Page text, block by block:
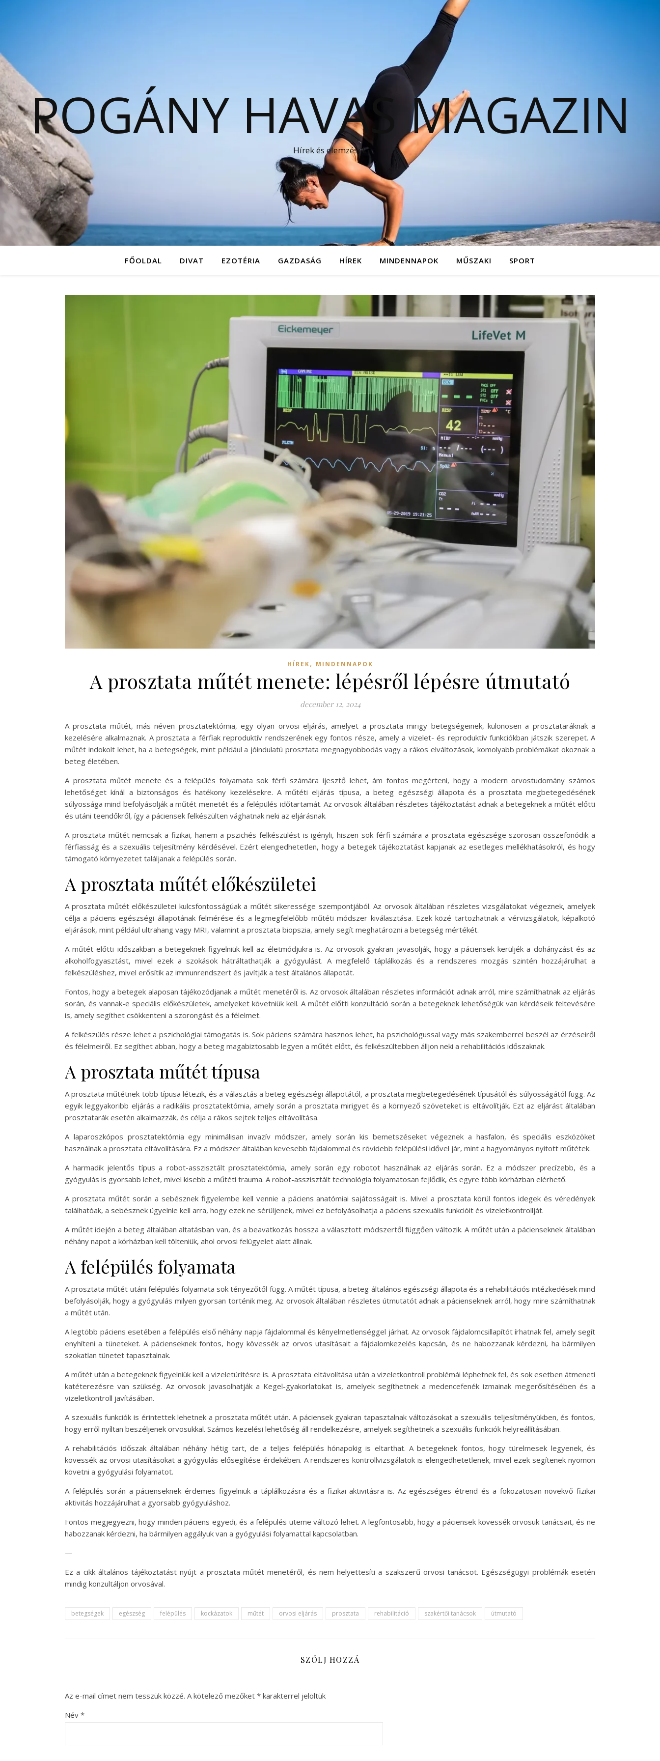
POGÁNY HAVAS MAGAZIN
Hírek és elemzések
FŐOLDAL DIVAT EZOTÉRIA GAZDASÁG HÍREK MINDENNAPOK MŰSZAKI SPORT
HÍREK, MINDENNAPOK
A prosztata műtét menete: lépésről lépésre útmutató
december 12, 2024
A prosztata műtét, más néven prosztatektómia, egy olyan orvosi eljárás, amelyet a prosztata mirigy betegségeinek, különösen a prosztataráknak a
kezelésére alkalmaznak. A prosztata a férfiak reproduktív rendszerének egy fontos része, amely a vizelet- és reproduktív funkciókban játszik szerepet. A
műtét indokolt lehet, ha a betegségek, mint például a jóindulatú prosztata megnagyobbodás vagy a rákos elváltozások, komolyabb problémákat okoznak a
beteg életében.
A prosztata műtét menete és a felépülés folyamata sok férfi számára ijesztő lehet, ám fontos megérteni, hogy a modern orvostudomány számos
lehetőséget kínál a biztonságos és hatékony kezelésekre. A műtéti eljárás típusa, a beteg egészségi állapota és a prosztata megbetegedésének
súlyossága mind befolyásolják a műtét menetét és a felépülés időtartamát. Az orvosok általában részletes tájékoztatást adnak a betegeknek a műtét előtti
és utáni teendőkről, így a páciensek felkészülten vághatnak neki az eljárásnak.
A prosztata műtét nemcsak a fizikai, hanem a pszichés felkészülést is igényli, hiszen sok férfi számára a prosztata egészsége szorosan összefonódik a
férfiasság és a szexuális teljesítmény kérdésével. Ezért elengedhetetlen, hogy a betegek tájékoztatást kapjanak az esetleges mellékhatásokról, és hogy
támogató környezetet találjanak a felépülés során.
A prosztata műtét előkészületei
A prosztata műtét előkészületei kulcsfontosságúak a műtét sikeressége szempontjából. Az orvosok általában részletes vizsgálatokat végeznek, amelyek
célja a páciens egészségi állapotának felmérése és a legmegfelelőbb műtéti módszer kiválasztása. Ezek közé tartozhatnak a vérvizsgálatok, képalkotó
eljárások, mint például ultrahang vagy MRI, valamint a prosztata biopszia, amely segít meghatározni a betegség mértékét.
A műtét előtti időszakban a betegeknek figyelniük kell az életmódjukra is. Az orvosok gyakran javasolják, hogy a páciensek kerüljék a dohányzást és az
alkoholfogyasztást, mivel ezek a szokások hátráltathatják a gyógyulást. A megfelelő táplálkozás és a rendszeres mozgás szintén hozzájárulhat a
felkészüléshez, mivel erősítik az immunrendszert és javítják a test általános állapotát.
Fontos, hogy a betegek alaposan tájékozódjanak a műtét menetéről is. Az orvosok általában részletes információt adnak arról, mire számíthatnak az eljárás
során, és vannak-e speciális előkészületek, amelyeket követniük kell. A műtét előtti konzultáció során a betegeknek lehetőségük van kérdéseik feltevésére
is, amely segíthet csökkenteni a szorongást és a félelmet.
A felkészülés része lehet a pszichológiai támogatás is. Sok páciens számára hasznos lehet, ha pszichológussal vagy más szakemberrel beszél az érzéseiről
és félelmeiről. Ez segíthet abban, hogy a beteg magabiztosabb legyen a műtét előtt, és felkészültebben álljon neki a rehabilitációs időszaknak.
A prosztata műtét típusa
A prosztata műtétnek több típusa létezik, és a választás a beteg egészségi állapotától, a prosztata megbetegedésének típusától és súlyosságától függ. Az
egyik leggyakoribb eljárás a radikális prosztatektómia, amely során a prosztata mirigyet és a környező szöveteket is eltávolítják. Ezt az eljárást általában
prosztatarák esetén alkalmazzák, és célja a rákos sejtek teljes eltávolítása.
A laparoszkópos prosztatektómia egy minimálisan invazív módszer, amely során kis bemetszéseket végeznek a hasfalon, és speciális eszközöket
használnak a prosztata eltávolítására. Ez a módszer általában kevesebb fájdalommal és rövidebb felépülési idővel jár, mint a hagyományos nyitott műtétek.
A harmadik jelentős típus a robot-asszisztált prosztatektómia, amely során egy robotot használnak az eljárás során. Ez a módszer precízebb, és a
gyógyulás is gyorsabb lehet, mivel kisebb a műtéti trauma. A robot-asszisztált technológia folyamatosan fejlődik, és egyre több kórházban elérhető.
A prosztata műtét során a sebésznek figyelembe kell vennie a páciens anatómiai sajátosságait is. Mivel a prosztata körül fontos idegek és véredények
találhatóak, a sebésznek ügyelnie kell arra, hogy ezek ne sérüljenek, mivel ez befolyásolhatja a páciens szexuális funkcióit és vizeletkontrollját.
A műtét idején a beteg általában altatásban van, és a beavatkozás hossza a választott módszertől függően változik. A műtét után a pácienseknek általában
néhány napot a kórházban kell tölteniük, ahol orvosi felügyelet alatt állnak.
A felépülés folyamata
A prosztata műtét utáni felépülés folyamata sok tényezőtől függ. A műtét típusa, a beteg általános egészségi állapota és a rehabilitációs intézkedések mind
befolyásolják, hogy a gyógyulás milyen gyorsan történik meg. Az orvosok általában részletes útmutatót adnak a pácienseknek arról, hogy mire számíthatnak
a műtét után.
A legtöbb páciens esetében a felépülés első néhány napja fájdalommal és kényelmetlenséggel járhat. Az orvosok fájdalomcsillapítót írhatnak fel, amely segít
enyhíteni a tüneteket. A pácienseknek fontos, hogy kövessék az orvos utasításait a fájdalomkezelés kapcsán, és ne habozzanak kérdezni, ha bármilyen
szokatlan tünetet tapasztalnak.
A műtét után a betegeknek figyelniük kell a vizeletürítésre is. A prosztata eltávolítása után a vizeletkontroll problémái léphetnek fel, és sok esetben átmeneti
katéterezésre van szükség. Az orvosok javasolhatják a Kegel-gyakorlatokat is, amelyek segíthetnek a medencefenék izmainak megerősítésében és a
vizeletkontroll javításában.
A szexuális funkciók is érintettek lehetnek a prosztata műtét után. A páciensek gyakran tapasztalnak változásokat a szexuális teljesítményükben, és fontos,
hogy erről nyíltan beszéljenek orvosukkal. Számos kezelési lehetőség áll rendelkezésre, amelyek segíthetnek a szexuális funkciók helyreállításában.
A rehabilitációs időszak általában néhány hétig tart, de a teljes felépülés hónapokig is eltarthat. A betegeknek fontos, hogy türelmesek legyenek, és
kövessék az orvosi utasításokat a gyógyulás elősegítése érdekében. A rendszeres kontrollvizsgálatok is elengedhetetlenek, mivel ezek segítenek nyomon
követni a gyógyulási folyamatot.
A felépülés során a pácienseknek érdemes figyelniük a táplálkozásra és a fizikai aktivitásra is. Az egészséges étrend és a fokozatosan növekvő fizikai
aktivitás hozzájárulhat a gyorsabb gyógyuláshoz.
Fontos megjegyezni, hogy minden páciens egyedi, és a felépülés üteme változó lehet. A legfontosabb, hogy a páciensek kövessék orvosuk tanácsait, és ne
habozzanak kérdezni, ha bármilyen aggályuk van a gyógyulási folyamattal kapcsolatban.
—
Ez a cikk általános tájékoztatást nyújt a prosztata műtét menetéről, és nem helyettesíti a szakszerű orvosi tanácsot. Egészségügyi problémák esetén
mindig konzultáljon orvosával.
betegségek egészség felépülés kockázatok műtét orvosi eljárás prosztata rehabilitáció szakértői tanácsok útmutató
SZÓLJ HOZZÁ
Az e-mail címet nem tesszük közzé. A kötelező mezőket * karakterrel jelöltük
Név *